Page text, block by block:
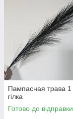
Пампасная трава
гілка
Готово до відправки